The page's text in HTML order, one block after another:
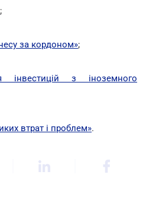
;
за кордоном»;
інвестицій з іноземного
втрат і проблем».